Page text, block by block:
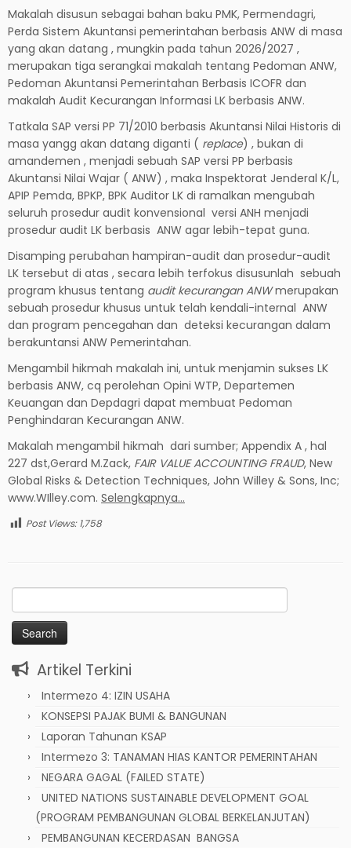
Makalah disusun sebagai bahan baku PMK, Permendagri,
Perda Sistem Akuntansi pemerintahan berbasis ANW di masa
yang akan datang , mungkin pada tahun 2026/2027 ,
merupakan tiga serangkai makalah tentang Pedoman ANW,
Pedoman Akuntansi Pemerintahan Berbasis ICOFR dan
makalah Audit Kecurangan Informasi LK berbasis ANW.
Tatkala SAP versi PP 71/2010 berbasis Akuntansi Nilai Historis di
masa yangg akan datang diganti ( replace) , bukan di
amandemen , menjadi sebuah SAP versi PP berbasis
Akuntansi Nilai Wajar ( ANW) , maka Inspektorat Jenderal K/L,
APIP Pemda, BPKP, BPK Auditor LK di ramalkan mengubah
seluruh prosedur audit konvensional versi ANH menjadi
prosedur audit LK berbasis ANW agar lebih-tepat guna.
Disamping perubahan hampiran-audit dan prosedur-audit
LK tersebut di atas , secara lebih terfokus disusunlah sebuah
program khusus tentang audit kecurangan ANWmerupakan
sebuah prosedur khusus untuk telah kendali-internal ANW
dan program pencegahan dan deteksi kecurangan dalam
berakuntansi ANW Pemerintahan.
Mengambil hikmah makalah ini, untuk menjamin sukses LK
berbasis ANW, cq perolehan Opini WTP, Departemen
Keuangan dan Depdagri dapat membuat Pedoman
Penghindaran Kecurangan ANW.
Makalah mengambil hikmah dari sumber; Appendix A , hal
227 dst,Gerard M.Zack, FAIR VALUE ACCOUNTING FRAUD, New
Global Risks & Detection Techniques, John Willey & Sons, Inc;
www.WIlley.com. Selengkapnya…
Post Views: 1,758
for:
Artikel Terkini
Intermezo 4: IZIN USAHA
KONSEPSI PAJAK BUMI & BANGUNAN
Laporan Tahunan KSAP
Intermezo 3: TANAMAN HIAS KANTOR PEMERINTAHAN
NEGARA GAGAL (FAILED STATE)
UNITED NATIONS SUSTAINABLE DEVELOPMENT GOAL
(PROGRAM PEMBANGUNAN GLOBAL BERKELANJUTAN)
PEMBANGUNAN KECERDASAN BANGSA